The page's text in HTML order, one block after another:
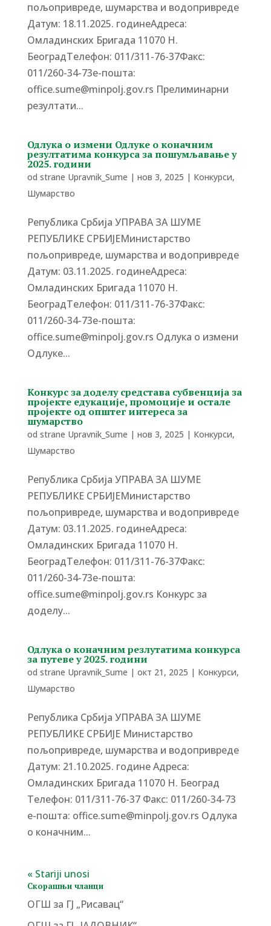
пољопривреде, шумарства и водопривреде
Датум: 18.11.2025. годинеАдреса:
Омладинских Бригада 11070 Н.
БеоградTелефон: 011/311-76-37Факс:
011/260-34-73е-пошта:
office.sume@minpolj.gov.rs Прелиминарни
резултати...
Одлука о измени Одлуке о коначним
резултатима конкурса за пошумљавање у
2025. години
od strane Upravnik_Sume | нов 3, 2025 | Конкурси,
Шумарство
Република Србија УПРАВА ЗА ШУМЕ
РЕПУБЛИКЕ СРБИЈЕМинистарство
пољопривреде, шумарства и водопривреде
Датум: 03.11.2025. годинеАдреса:
Омладинских Бригада 11070 Н.
БеоградTелефон: 011/311-76-37Факс:
011/260-34-73е-пошта:
office.sume@minpolj.gov.rs Одлука о измени
Одлуке...
Конкурс за доделу средстава субвенција за
пројекте едукације, промоције и остале
пројекте од општег интереса за
шумарство
od strane Upravnik_Sume | нов 3, 2025 | Конкурси,
Шумарство
Република Србија УПРАВА ЗА ШУМЕ
РЕПУБЛИКЕ СРБИЈЕМинистарство
пољопривреде, шумарства и водопривреде
Датум: 03.11.2025. годинеАдреса:
Омладинских Бригада 11070 Н.
БеоградTелефон: 011/311-76-37Факс:
011/260-34-73е-пошта:
office.sume@minpolj.gov.rs Конкурс за
доделу...
Одлука о коначним резлутатима конкурса
за путеве у 2025. години
od strane Upravnik_Sume | окт 21, 2025 | Конкурси,
Шумарство
Република Србија УПРАВА ЗА ШУМЕ
РЕПУБЛИКЕ СРБИЈЕ Министарство
пољопривреде, шумарства и водопривреде
Датум: 21.10.2025. године Адреса:
Омладинских Бригада 11070 Н. Београд
Tелефон: 011/311-76-37 Факс: 011/260-34-73
е-пошта: office.sume@minpolj.gov.rs Одлука
о коначним...
« Stariji unosi
Скорашњи чланци
ОГШ за ГЈ „Рисавац“